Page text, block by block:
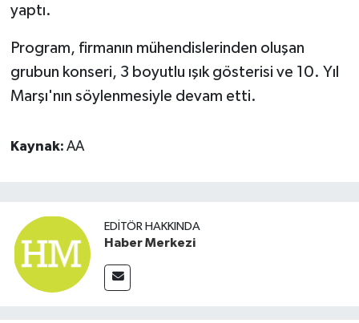
yaptı.
Program, firmanın mühendislerinden oluşan
grubun konseri, 3 boyutlu ışık gösterisi ve 10. Yıl
Marşı'nın söylenmesiyle devam etti.
Kaynak: AA
EDITÖR HAKKINDA
Haber Merkezi